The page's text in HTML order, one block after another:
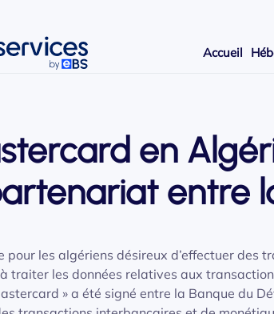
Accueil
en
entre
pour les algériens désireux d’effectuer des
traiter les données relatives aux
» a été signé entre la Banque du